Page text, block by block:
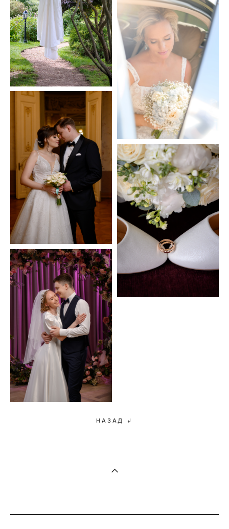
НАЗАД ↲